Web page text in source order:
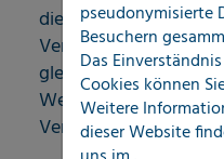
die diesen eine
gleichzeitig dazu
Werterhaltung und
pseudonymisierte
Besuchern
Das
Cookies können
Weitere
dieser Website